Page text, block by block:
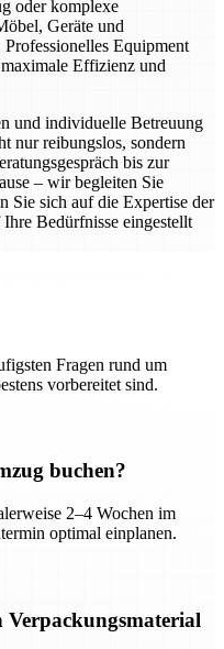
oder komplexe
Geräte und
Equipment
Effizienz und
und individuelle Betreuung
nur reibungslos, sondern
bis zur
– wir begleiten Sie
Sie sich auf die Expertise der
Bedürfnisse eingestellt
Fragen rund um
vorbereitet sind.
buchen?
2–4 Wochen im
optimal einplanen.